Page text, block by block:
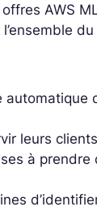
AWS
automatique
leurs clients
à